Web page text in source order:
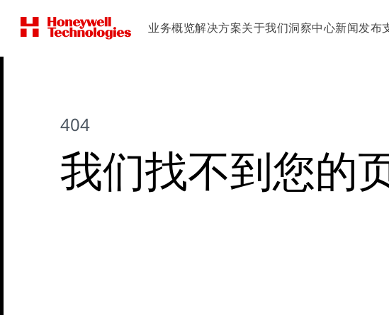
业务概览解决方案关于我们洞察中心新闻发布
404
我们找不到您的